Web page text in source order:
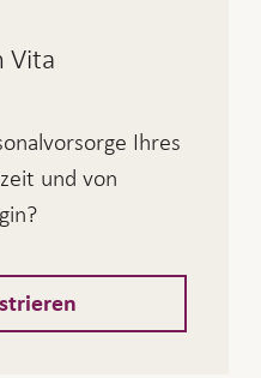
Vita
Ihres
und von